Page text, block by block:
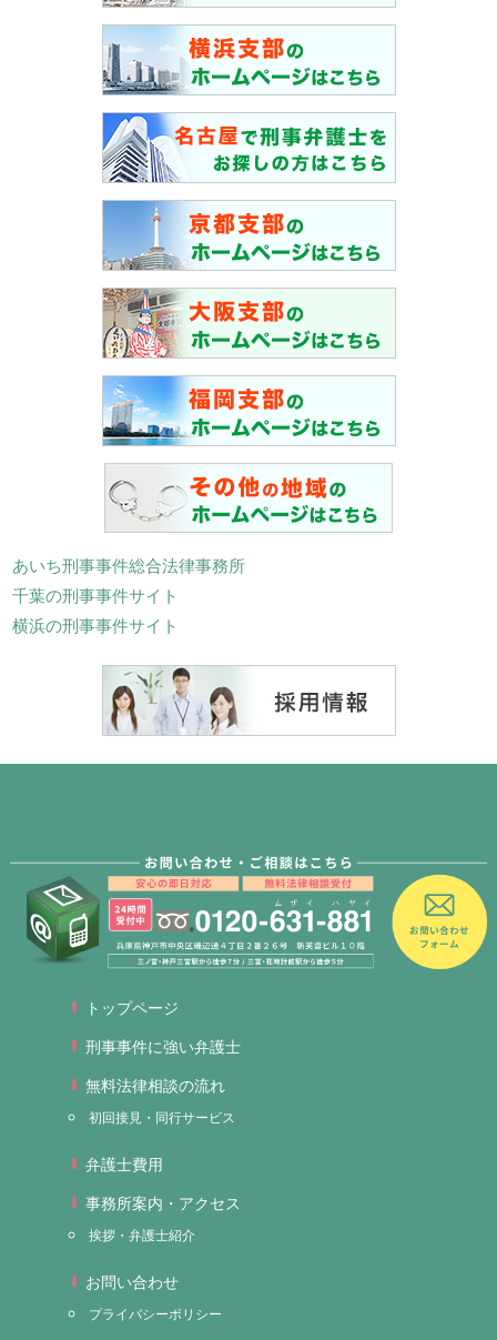
あいち刑事事件総合法律事務所
千葉の刑事事件サイト
横浜の刑事事件サイト
トップページ
刑事事件に強い弁護士
無料法律相談の流れ
初回接見・同行サービス
弁護士費用
事務所案内・アクセス
挨拶・弁護士紹介
お問い合わせ
プライバシーポリシー